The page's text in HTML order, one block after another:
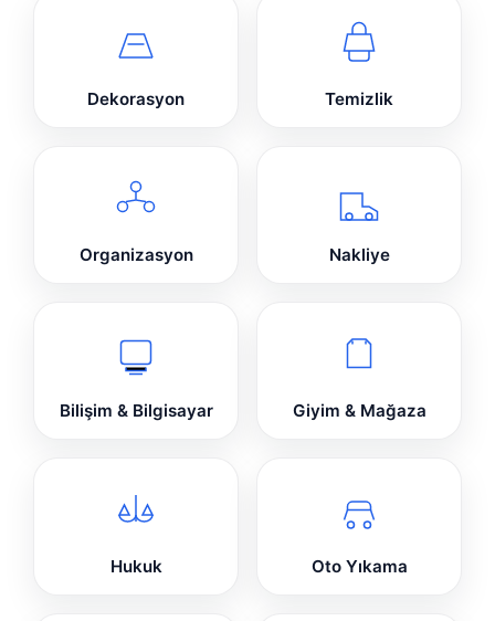
Dekorasyon Temizlik
Organizasyon Nakliye
Bilişim & Bilgisayar Giyim & Mağaza
Hukuk Oto Yıkama